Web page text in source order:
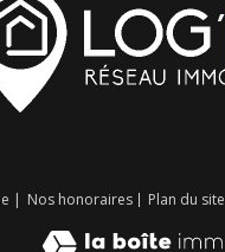
| Nos honoraires Plan du site